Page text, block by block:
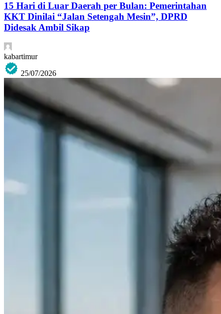
15 Hari di Luar Daerah per Bulan: Pemerintahan
KKT Dinilai “Jalan Setengah Mesin”, DPRD
Didesak Ambil Sikap
kabartimur
25/07/2026